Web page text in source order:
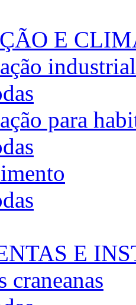
E
industrial
para
E
craneanas